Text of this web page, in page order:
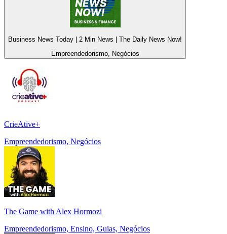
Business News Today | 2 Min News | The Daily News Now!
Empreendedorismo, Negócios
CrieAtive+
Empreendedorismo, Negócios
The Game with Alex Hormozi
Empreendedorismo, Ensino, Guias, Negócios